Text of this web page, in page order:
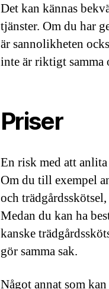
Det kan kännas
tjänster. Om du har
är sannolikheten
inte är riktigt samma
Priser
En risk med att
Om du till exempel
och
Medan du kan ha
kanske
gör samma sak.
Något annat som